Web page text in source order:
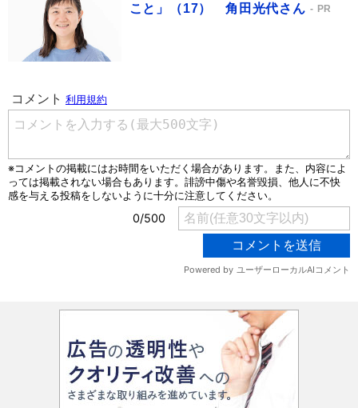
こと」（17） 角田光代さん
PR